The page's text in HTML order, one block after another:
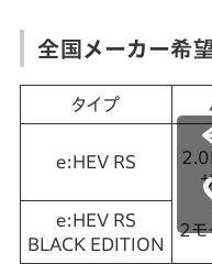
全国メーカー希
タイプ
e:HEV RS
2モ
e:HEV RS
BLACK EDITION